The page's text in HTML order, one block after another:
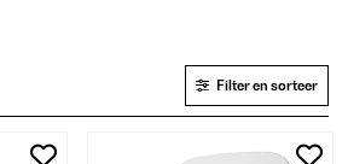
Filter en sorteer